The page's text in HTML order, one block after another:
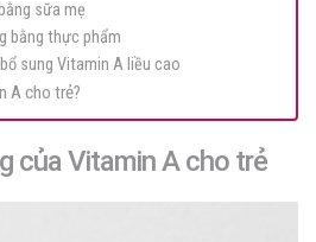
sữa mẹ
bằng thực phẩm
sung Vitamin A liều cao
A cho trẻ?
của Vitamin A cho trẻ